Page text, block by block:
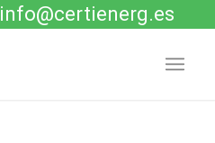
info@certienerg.es